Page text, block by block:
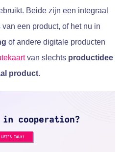
Beide zijn een integraal
een product, of het nu in
of andere digitale producten
van slechts productidee
product.